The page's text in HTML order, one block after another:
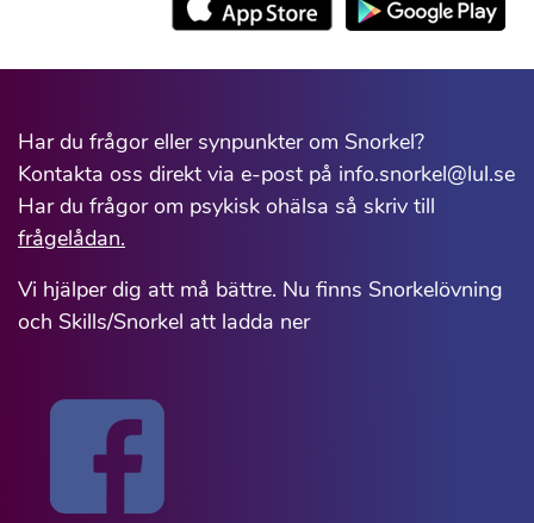
Har du frågor eller synpunkter om Snorkel?
Kontakta oss direkt via e-post på info.snorkel@lul.se
Har du frågor om psykisk ohälsa så skriv till
frågelådan.
Vi hjälper dig att må bättre. Nu finns Snorkelövning
och Skills/Snorkel att ladda ner